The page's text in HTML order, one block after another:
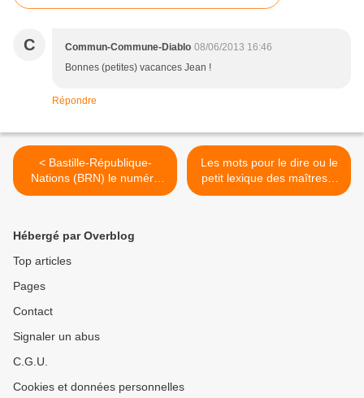
C Commun-Commune-Diablo 08/06/2013 16:46
Bonnes (petites) vacances Jean !
Répondre
< Bastille-République-
Nations (BRN) le numéro
de mai est paru...
Les mots pour le dire ou le
petit lexique des maîtres à
penser >
Hébergé par Overblog
Top articles
Pages
Contact
Signaler un abus
C.G.U.
Cookies et données personnelles